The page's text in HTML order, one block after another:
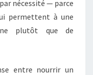
nécessité — parce
permettent à une
plutôt que de
entre nourrir un